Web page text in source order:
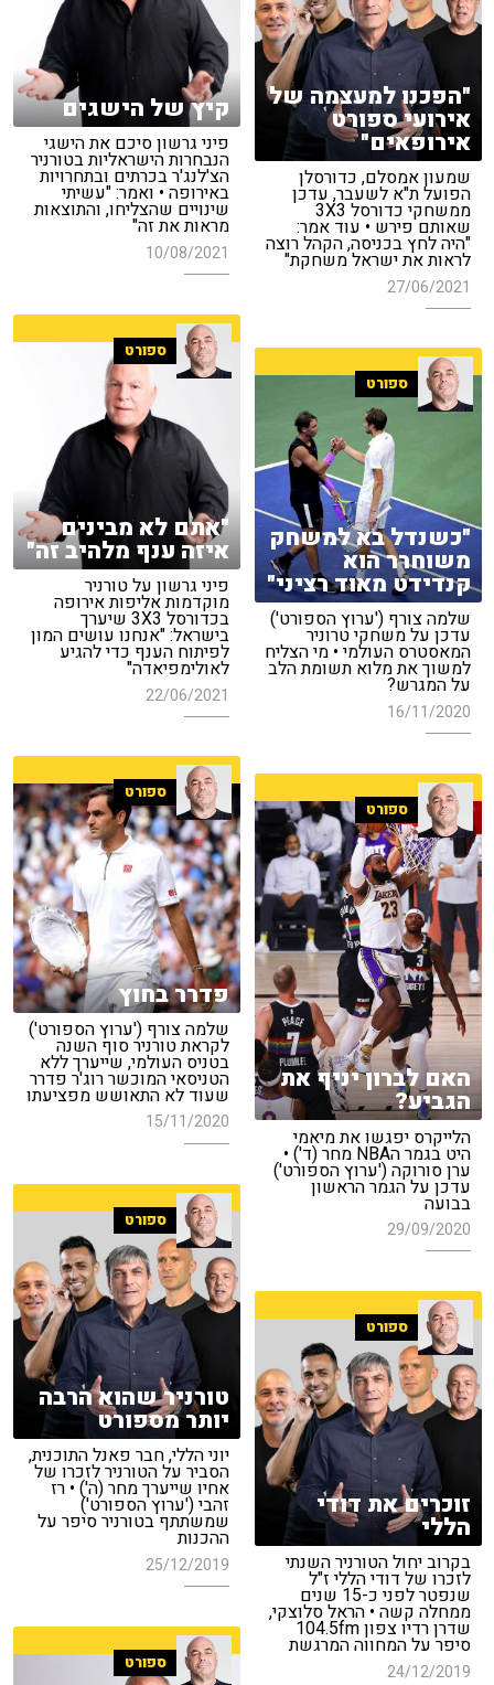
קיץ של הישגים
פיני גרשון סיכם את הישגי
הנבחרות הישראליות בטורניר
הצ'לנג'ר בכרתים ובתחרויות
באירופה • ואמר: "עשיתי
שינויים שהצליחו, והתוצאות
מראות את זה"
10/08/2021
"הפכנו למעצמה של
אירועי ספורט
אירופאים"
שמעון אמסלם, כדורסלן
הפועל ת"א לשעבר, עדכן
ממשחקי כדורסל 3X3
שאותם פירש • עוד אמר:
"היה לחץ בכניסה, הקהל רוצה
לראות את ישראל משחקת"
27/06/2021
ספורט
"אתם לא מבינים
איזה ענף מלהיב זה"
פיני גרשון על טורניר
מוקדמות אליפות אירופה
בכדורסל 3X3 שיערך
בישראל: "אנחנו עושים המון
לפיתוח הענף כדי להגיע
לאולימפיאדה"
22/06/2021
ספורט
"כשנדל בא למשחק
משוחרר הוא
קנדידט מאוד רציני"
שלמה צורף ('ערוץ הספורט')
עדכן על משחקי טרוניר
המאסטרס העולמי • מי הצליח
למשוך את מלוא תשומת הלב
על המגרש?
16/11/2020
ספורט
פדרר בחוץ
שלמה צורף ('ערוץ הספורט')
לקראת טורניר סוף השנה
בטניס העולמי, שייערך ללא
הטניסאי המוכשר רוג'ר פדרר
שעוד לא התאושש מפציעתו
15/11/2020
ספורט
האם לברון יניף את
הגביע?
הלייקרס יפגשו את מיאמי
היט בגמר הNBA מחר (ד') •
ערן סורוקה ('ערוץ הספורט')
עדכן על הגמר הראשון
בבועה
29/09/2020 ספורט
טורניר שהוא הרבה
יותר מספורט
יוני הללי, חבר פאנל התוכנית,
הסביר על הטורניר לזכרו של
אחיו שייערך מחר (ה') • רז
זהבי ('ערוץ הספורט')
שמשתתף בטורניר סיפר על
ההכנות
25/12/2019
ספורט
זוכרים את דודי
הללי
בקרוב יחול הטורניר השנתי
לזכרו של דודי הללי ז"ל
שנפטר לפני כ-15 שנים
ממחלה קשה • הראל סלוצקי,
שדרן רדיו צפון 104.5fm
סיפר על המחווה המרגשת
24/12/2019 ספורט